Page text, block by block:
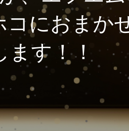
におまか
ます！！